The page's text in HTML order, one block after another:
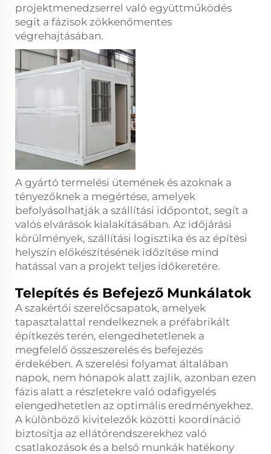
projektmenedzserrel való együttműködés
segít a fázisok zökkenőmentes
végrehajtásában.
A gyártó termelési ütemének és azoknak a
tényezőknek a megértése, amelyek
befolyásolhatják a szállítási időpontot, segít a
valós elvárások kialakításában. Az időjárási
körülmények, szállítási logisztika és az építési
helyszín előkészítésének időzítése mind
hatással van a projekt teljes időkeretére.
Telepítés és Befejező Munkálatok
A szakértői szerelőcsapatok, amelyek
tapasztalattal rendelkeznek a préfabrikált
építkezés terén, elengedhetetlenek a
megfelelő összeszerelés és befejezés
érdekében. A szerelési folyamat általában
napok, nem hónapok alatt zajlik, azonban ezen
fázis alatt a részletekre való odafigyelés
elengedhetetlen az optimális eredményekhez.
A különböző kivitelezők közötti koordináció
biztosítja az ellátórendszerekhez való
csatlakozások és a belső munkák hatékony